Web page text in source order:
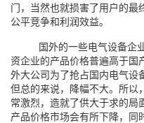
门，当然也就损害了用户的最
公平竞争和利润效益。
国外的一些电气设备企业
资企业的产品价格普遍高于国
外大公司为了抢占国内电气设
但总的来说，降幅不大。所以
常激烈，造就了供大于求的局
产品价格市场会有所下降，同